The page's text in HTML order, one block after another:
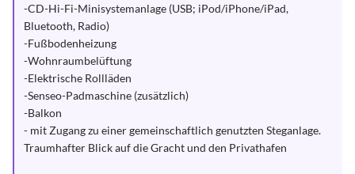
-CD-Hi-Fi-Minisystemanlage (USB; iPod/iPhone/iPad,
Bluetooth, Radio)
-Fußbodenheizung
-Wohnraumbelüftung
-Elektrische Rollläden
-Senseo-Padmaschine (zusätzlich)
-Balkon
- mit Zugang zu einer gemeinschaftlich genutzten Steganlage.
Traumhafter Blick auf die Gracht und den Privathafen